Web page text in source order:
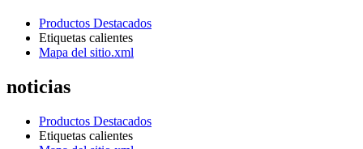
Productos Destacados
Etiquetas calientes
Mapa del sitio.xml
noticias
Productos Destacados
Etiquetas calientes